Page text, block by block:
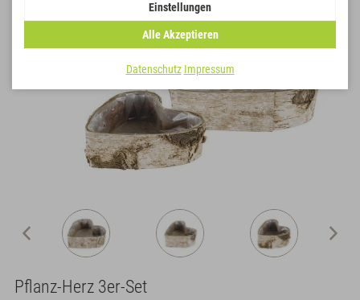
Pflanz-Herz 3er-Set
Einstellungen
Alle Akzeptieren
Datenschutz Impressum